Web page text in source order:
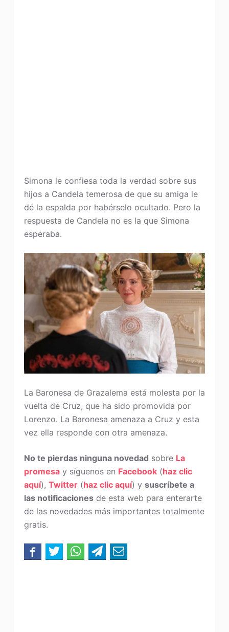
Simona le confiesa toda la verdad sobre sus
hijos a Candela temerosa de que su amiga le
dé la espalda por habérselo ocultado. Pero la
respuesta de Candela no es la que Simona
esperaba.
La Baronesa de Grazalema está molesta por la
vuelta de Cruz, que ha sido promovida por
Lorenzo. La Baronesa amenaza a Cruz y esta
vez ella responde con otra amenaza.
No te pierdas ninguna novedad sobre La
promesay síguenos en Facebook(haz clic
aquí), Twitter(haz clic aquí) y suscríbete a
las notificacionesde esta web para enterarte
de las novedades más importantes totalmente
gratis.